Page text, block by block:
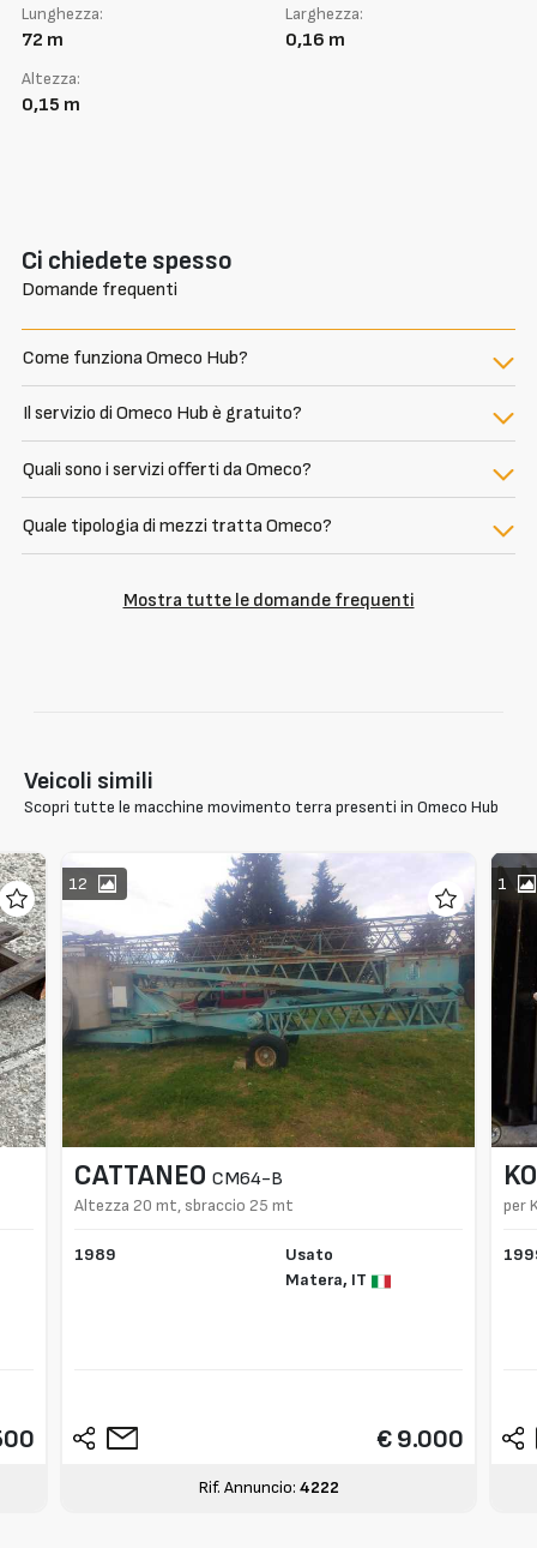
Lunghezza:
72 m
Larghezza:
0,16 m
Altezza:
0,15 m
Ci chiedete spesso
Domande frequenti
Come funziona Omeco Hub?
Il servizio di Omeco Hub è gratuito?
Quali sono i servizi offerti da Omeco?
Quale tipologia di mezzi tratta Omeco?
Mostra tutte le domande frequenti
Veicoli simili
Scopri tutte le macchine movimento terra presenti in Omeco Hub
12
CATTANEO CM64-B
Altezza 20 mt, sbraccio 25 mt
1989
Usato
Matera, IT
€ 9.000
Rif. Annuncio: 4222
1
per